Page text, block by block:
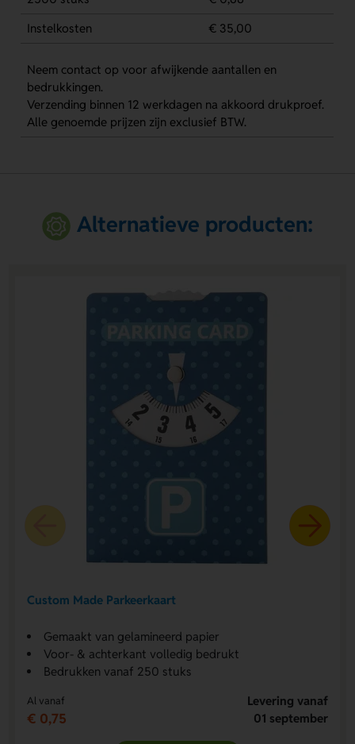
Instelkosten
€ 35,00
Neem contact op voor afwijkende aantallen en
bedrukkingen.
Verzending binnen 12 werkdagen na akkoord drukproef.
Alle genoemde prijzen zijn exclusief BTW.
Alternatieve producten:
Custom Made Parkeerkaart
Gemaakt van gelamineerd papier
Voor- & achterkant volledig bedrukt
Bedrukken vanaf 250 stuks
Al vanaf
€ 0,75
Levering vanaf
01 september